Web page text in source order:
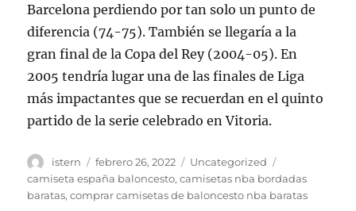
Barcelona perdiendo por tan solo un punto de
diferencia (74-75). También se llegaría a la
gran final de la Copa del Rey (2004-05). En
2005 tendría lugar una de las finales de Liga
más impactantes que se recuerdan en el quinto
partido de la serie celebrado en Vitoria.
Autor
istern
Publicado
el
febrero 26, 2022 Categorías
Uncategorized
camiseta españa baloncesto,camisetas nba bordadas
baratas,comprar camisetas de baloncesto nba baratas